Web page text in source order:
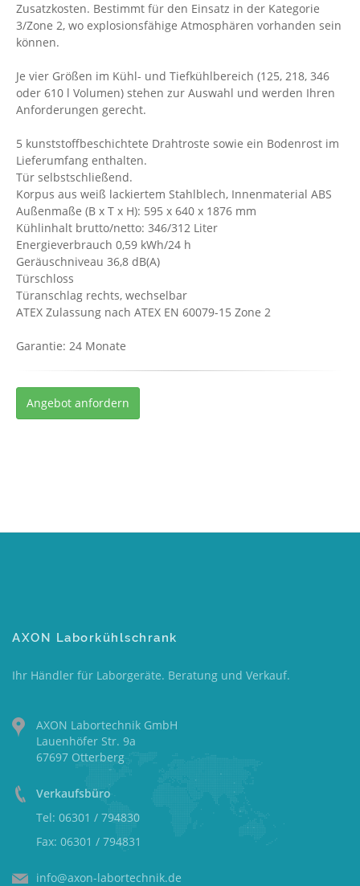
Zusatzkosten. Bestimmt für den Einsatz in der Kategorie
3/Zone 2, wo explosionsfähige Atmosphären vorhanden sein
können.
Je vier Größen im Kühl- und Tiefkühlbereich (125, 218, 346
oder 610 l Volumen) stehen zur Auswahl und werden Ihren
Anforderungen gerecht.
5 kunststoffbeschichtete Drahtroste sowie ein Bodenrost im
Lieferumfang enthalten.
Tür selbstschließend.
Korpus aus weiß lackiertem Stahlblech, Innenmaterial ABS
Außenmaße (B x T x H): 595 x 640 x 1876 mm
Kühlinhalt brutto/netto: 346/312 Liter
Energieverbrauch 0,59 kWh/24 h
Geräuschniveau 36,8 dB(A)
Türschloss
Türanschlag rechts, wechselbar
ATEX Zulassung nach ATEX EN 60079-15 Zone 2
Garantie: 24 Monate
Angebot anfordern
AXON Laborkühlschrank
Ihr Händler für Laborgeräte. Beratung und Verkauf.
AXON Labortechnik GmbH
Lauenhöfer Str. 9a
67697 Otterberg
Verkaufsbüro
Tel: 06301 / 794830
Fax: 06301 / 794831
info@axon-labortechnik.de